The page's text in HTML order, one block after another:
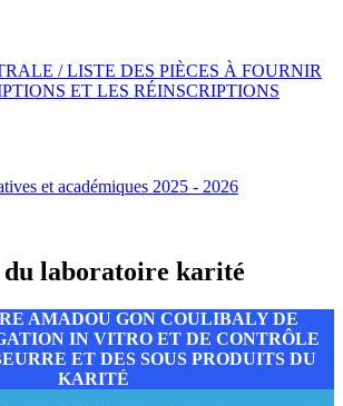
/ LISTE DES PIÈCES À FOURNIR
ET LES RÉINSCRIPTIONS
et académiques 2025 - 2026
du laboratoire karité
AMADOU GON COULIBALY DE
IN VITRO ET DE CONTRÔLE
ET DES SOUS PRODUITS DU
KARITÉ